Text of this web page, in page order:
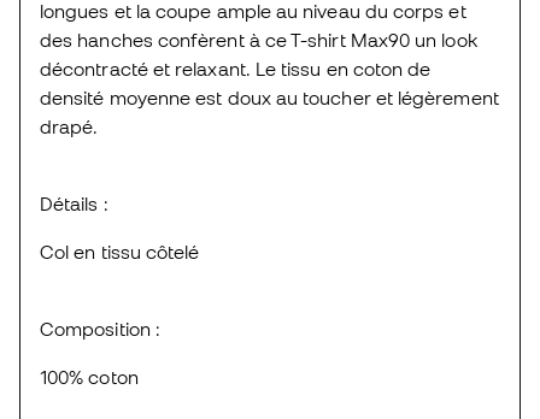
longues et la coupe ample au niveau du corps et
des hanches confèrent à ce T-shirt Max90 un look
décontracté et relaxant. Le tissu en coton de
densité moyenne est doux au toucher et légèrement
drapé.
Détails :
Col en tissu côtelé
Composition :
100% coton